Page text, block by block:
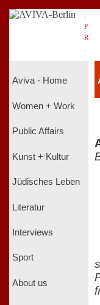
P
R
Aviva - Home
Women + Work
Public Affairs
Kunst + Kultur
Jüdisches Leben
Literatur
Interviews
Sport
About us